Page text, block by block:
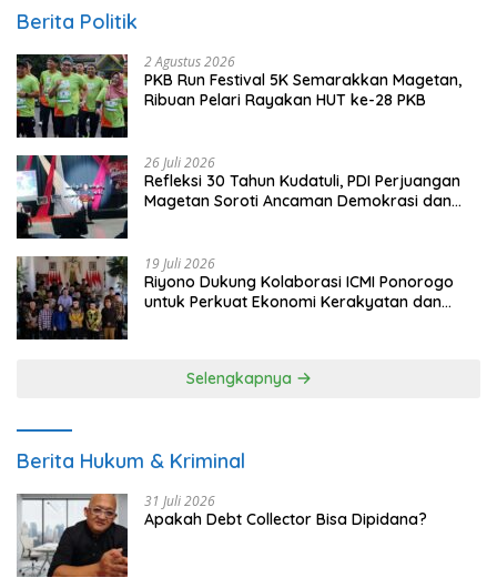
Berita Politik
2 Agustus 2026
PKB Run Festival 5K Semarakkan Magetan,
Ribuan Pelari Rayakan HUT ke-28 PKB
26 Juli 2026
Refleksi 30 Tahun Kudatuli, PDI Perjuangan
Magetan Soroti Ancaman Demokrasi dan
19 Juli 2026
Riyono Dukung Kolaborasi ICMI Ponorogo
untuk Perkuat Ekonomi Kerakyatan dan
Selengkapnya
Berita Hukum & Kriminal
31 Juli 2026
Apakah Debt Collector Bisa Dipidana?